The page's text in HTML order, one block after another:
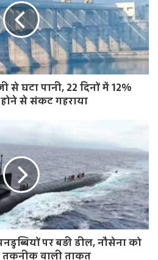
t
e
घटा पानी, 22 दिनों में 12%
से संकट गहराया
पर बड़ी डील, नौसेना को
तकनीक वाली ताकत